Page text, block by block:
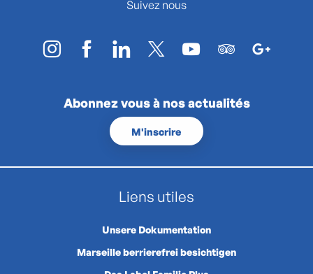
Suivez nous
Abonnez vous à nos actualités
M'inscrire
Liens utiles
Unsere Dokumentation
Marseille berrierefrei besichtigen